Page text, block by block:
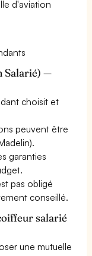
d'aviation
Salarié) —
choisit et
peuvent être
garanties
pas obligé
conseillé.
salarié
une mutuelle